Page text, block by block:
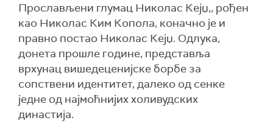
Прослављени глумац Николас Кејџ,, рођен
као Николас Ким Копола, коначно је и
правно постао Николас Кејџ. Одлука,
донета прошле године, представља
врхунац вишедеценијске борбе за
сопствени идентитет, далеко од сенке
једне од најмоћнијих холивудских
династија.